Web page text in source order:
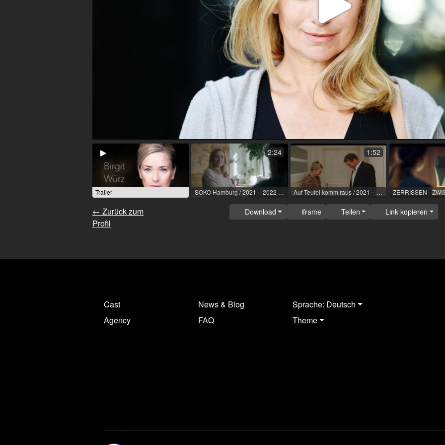
Video
Trailer SOKO Hamburg / 2021 – 2022 / Rolle: Daniela Naumann, EHR / R: Ole Zapatka / ZDF
2:24
Auf Teufel komm raus / 2021 – 2022 / Rolle: Marion, HR / R: Paul Gebauer, Johannes Jungehülsing / better day pictures
1:52
← Zurück zum
Profil
Download iframe Teilen Link kopieren
Cast
Agency
News & Blog
FAQ
Sprache: Deutsch
Theme